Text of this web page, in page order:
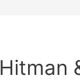
Hitman